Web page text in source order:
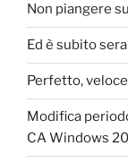
Non piangere
Ed è subito sera
Perfetto,
Modifica
CA Windows